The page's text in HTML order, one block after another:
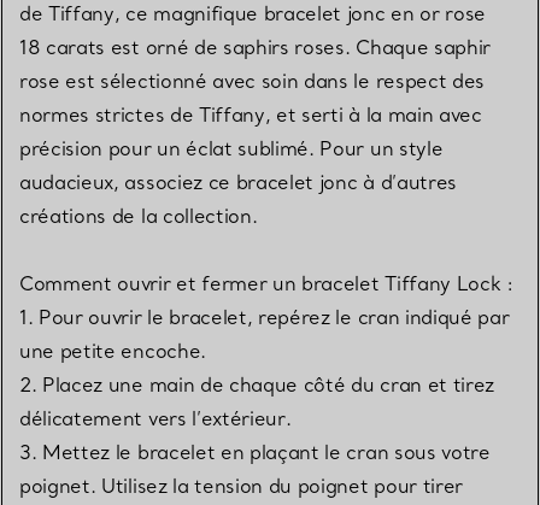
de Tiffany, ce magnifique bracelet jonc en or rose
18 carats est orné de saphirs roses. Chaque saphir
rose est sélectionné avec soin dans le respect des
normes strictes de Tiffany, et serti à la main avec
précision pour un éclat sublimé. Pour un style
audacieux, associez ce bracelet jonc à d’autres
créations de la collection.
Comment ouvrir et fermer un bracelet Tiffany Lock :
1. Pour ouvrir le bracelet, repérez le cran indiqué par
une petite encoche.
2. Placez une main de chaque côté du cran et tirez
délicatement vers l’extérieur.
3. Mettez le bracelet en plaçant le cran sous votre
poignet. Utilisez la tension du poignet pour tirer